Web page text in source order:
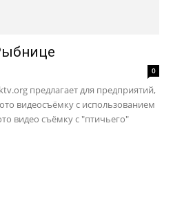
0
предлагает для предприятий,
видеосъёмку с использованием
видео съёмку с "птичьего"